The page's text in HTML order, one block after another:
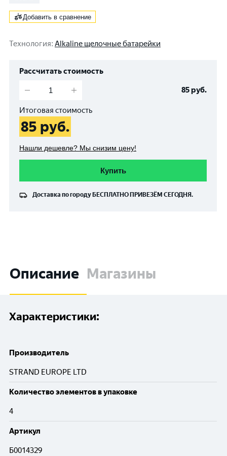
Добавить в сравнение
Технология: Alkaline щелочные батарейки
Рассчитать стоимость
85руб.
Итоговая стоимость
85 руб.
Нашли дешевле? Мы снизим цену!
Купить
Доставка по городу БЕСПЛАТНО ПРИВЕЗЁМ СЕГОДНЯ.
Описание Магазины
Характеристики:
Производитель
STRAND EUROPE LTD
Количество элементов в упаковке
4
Артикул
Б0014329